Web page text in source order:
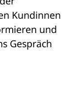
Kundinnen
und
Gespräch